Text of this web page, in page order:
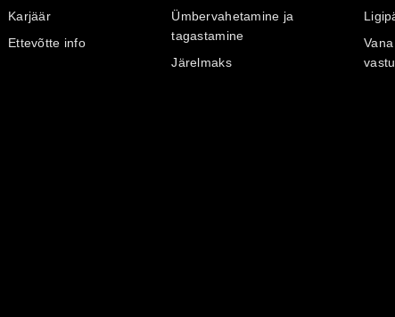
Karjäär
Ettevõtte info
Ümbervahetamine ja
tagastamine
Järelmaks